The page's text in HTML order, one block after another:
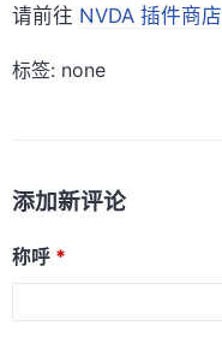
请前往 NVDA 插件商店
标签: none
添加新评论
称呼